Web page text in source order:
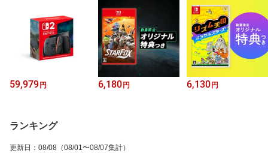
59,979 円 6,180 円 6,130 円
ランキング
更新日 ： 08/08 （08/01〜08/07集計）